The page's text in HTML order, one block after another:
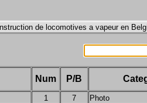
Num P/B
1 7
Photo